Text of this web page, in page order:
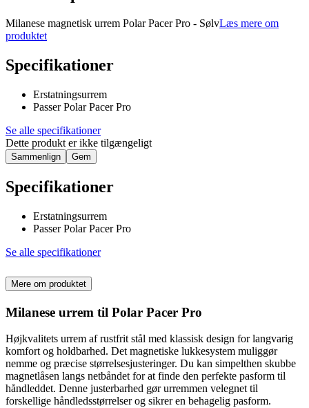
Milanese magnetisk urrem Polar Pacer Pro - SølvLæs mere om
produktet
Specifikationer
Erstatningsurrem
Passer Polar Pacer Pro
Se alle specifikationer
Dette produkt er ikke tilgængeligt
Sammenlign Gem
Specifikationer
Erstatningsurrem
Passer Polar Pacer Pro
Se alle specifikationer
Mere om produktet
Milanese urrem til Polar Pacer Pro
Højkvalitets urrem af rustfrit stål med klassisk design for langvarig
komfort og holdbarhed. Det magnetiske lukkesystem muliggør
nemme og præcise størrelsesjusteringer. Du kan simpelthen skubbe
magnetlåsen langs netbåndet for at finde den perfekte pasform til
håndleddet. Denne justerbarhed gør urremmen velegnet til
forskellige håndledsstørrelser og sikrer en behagelig pasform.